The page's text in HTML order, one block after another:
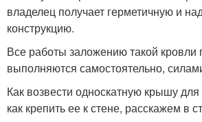
владелец получает герметичную и
конструкцию.
Все работы заложению такой кровли
выполняются самостоятельно,
Как возвести односкатную крышу
как крепить ее к стене, расскажем в